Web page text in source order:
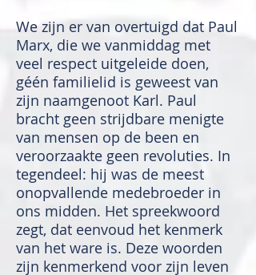
We zijn er van overtuigd dat Paul
Marx, die we vanmiddag met
veel respect uitgeleide doen,
géén familielid is geweest van
zijn naamgenoot Karl. Paul
bracht geen strijdbare menigte
van mensen op de been en
veroorzaakte geen revoluties. In
tegendeel: hij was de meest
onopvallende medebroeder in
ons midden. Het spreekwoord
zegt, dat eenvoud het kenmerk
van het ware is. Deze woorden
zijn kenmerkend voor zijn leven